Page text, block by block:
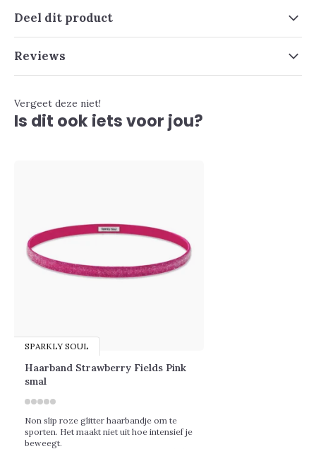
Deel dit product
Reviews
Vergeet deze niet!
Is dit ook iets voor jou?
SPARKLY SOUL
Haarband Strawberry Fields Pink
smal
Non slip roze glitter haarbandje om te
sporten. Het maakt niet uit hoe intensief je
beweegt.